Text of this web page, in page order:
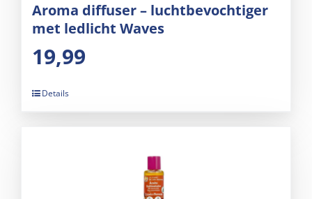
Aroma diffuser – luchtbevochtiger
met ledlicht Waves
19,99
Details